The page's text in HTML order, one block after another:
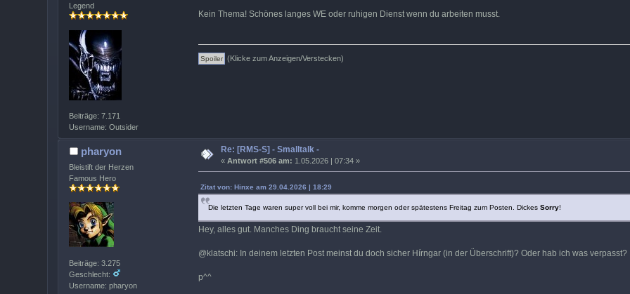
Legend
Beiträge: 7.171
Username: Outsider
Kein Thema! Schönes langes WE oder ruhigen Dienst wenn du arbeiten musst.
(Klicke zum Anzeigen/Verstecken)
pharyon
Bleistift der Herzen
Famous Hero
Beiträge: 3.275
Geschlecht:
Username: pharyon
Re: [RMS-S] - Smalltalk -
«Antwort #506 am: 1.05.2026 | 07:34 »
Zitat von: Hinxe am 29.04.2026 | 18:29
Die letzten Tage waren super voll bei mir, komme morgen oder spätestens Freitag zum Posten. Dickes Sorry!
Hey, alles gut. Manches Ding braucht seine Zeit.
@klatschi: In deinem letzten Post meinst du doch sicher Hírngar (in der Überschrift)? Oder hab ich was verpasst?
p^^